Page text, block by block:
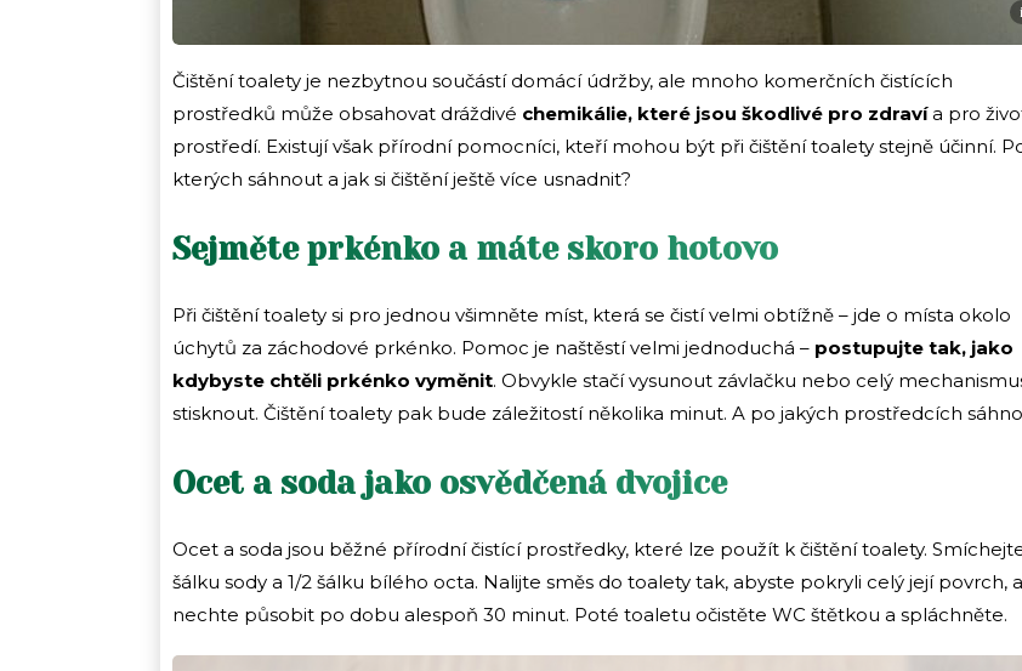
i
Čištění toalety je nezbytnou součástí domácí údržby, ale mnoho komerčních čistících
prostředků může obsahovat dráždivé chemikálie, které jsou škodlivé pro zdravía pro
prostředí. Existují však přírodní pomocníci, kteří mohou být při čištění toalety stejně účinní.
kterých sáhnout a jak si čištění ještě více usnadnit?
Sejměte prkénko a máte skoro hotovo
Při čištění toalety si pro jednou všimněte míst, která se čistí velmi obtížně – jde o místa okolo
úchytů za záchodové prkénko. Pomoc je naštěstí velmi jednoduchá – postupujte tak, jako
kdybyste chtěli prkénko vyměnit. Obvykle stačí vysunout závlačku nebo celý
stisknout. Čištění toalety pak bude záležitostí několika minut. A po jakých prostředcích
Ocet a soda jako osvědčená dvojice
Ocet a soda jsou běžné přírodní čistící prostředky, které lze použít k čištění toalety.
šálku sody a 1/2 šálku bílého octa. Nalijte směs do toalety tak, abyste pokryli celý její povrch, a
nechte působit po dobu alespoň 30 minut. Poté toaletu očistěte WC štětkou a spláchněte.